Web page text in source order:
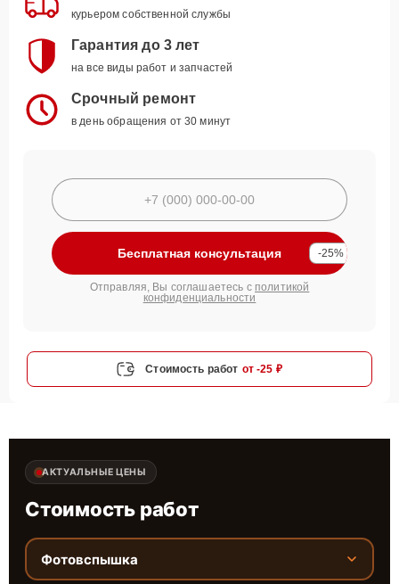
курьером собственной службы
Гарантия до 3 лет
на все виды работ и запчастей
Срочный ремонт
в день обращения от 30 минут
Бесплатная консультация -25%
Отправляя, Вы соглашаетесь с политикой
конфиденциальности
Стоимость работ от -25 ₽
АКТУАЛЬНЫЕ ЦЕНЫ
Стоимость работ
Фотовспышка